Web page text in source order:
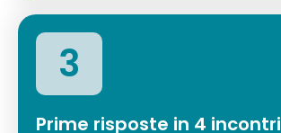
3
Prime risposte in 4 incontri